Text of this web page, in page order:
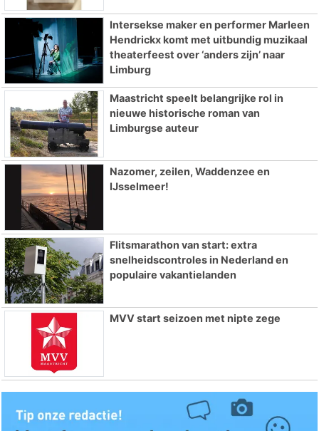
Intersekse maker en performer Marleen
Hendrickx komt met uitbundig muzikaal
theaterfeest over ‘anders zijn’ naar
Limburg
Maastricht speelt belangrijke rol in
nieuwe historische roman van
Limburgse auteur
Nazomer, zeilen, Waddenzee en
IJsselmeer!
Flitsmarathon van start: extra
snelheidscontroles in Nederland en
populaire vakantielanden
MVV start seizoen met nipte zege